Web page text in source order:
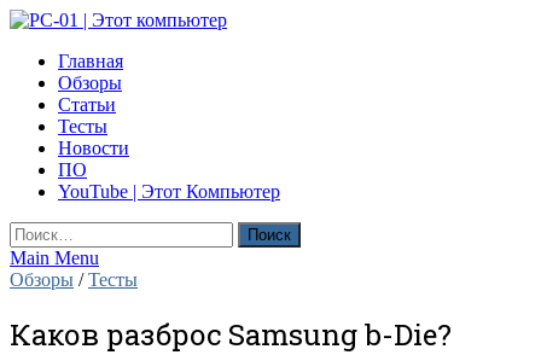
Skip
content
PC-01 | Этот компьютер
Компьютерные новости
Главная
Обзоры
Статьи
Тесты
Новости
ПО
YouTube | Этот Компьютер
Найти:
Main Menu
Обзоры /Тесты
Каков разброс Samsung b-Die?